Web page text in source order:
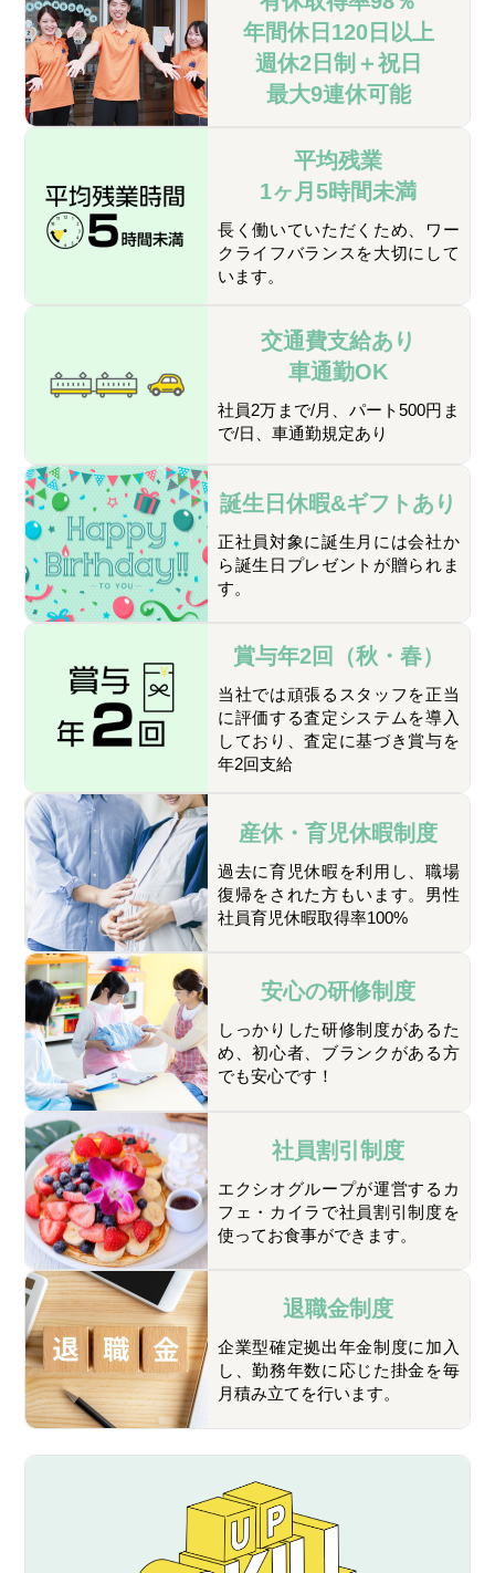
年間休日120日以上
週休2日制＋祝日
最大9連休可能
平均残業
1ヶ月5時間未満
長く働いていただくため、ワー
クライフバランスを大切にして
います。
交通費支給あり
車通勤OK
社員2万まで/月、パート500円ま
で/日、車通勤規定あり
誕生日休暇&ギフトあり
正社員対象に誕生月には会社か
ら誕生日プレゼントが贈られま
す。
賞与年2回 （秋・春）
当社では頑張るスタッフを正当
に評価する査定システムを導入
しており、査定に基づき賞与を
年2回支給
産休・育児休暇制度
過去に育児休暇を利用し、職場
復帰をされた方もいます。男性
社員育児休暇取得率100%
安心の研修制度
しっかりした研修制度があるた
め、初心者、ブランクがある方
でも安心です！
社員割引制度
エクシオグループが運営するカ
フェ・カイラで社員割引制度を
使ってお食事ができます。
退職金制度
企業型確定拠出年金制度に加入
し、勤務年数に応じた掛金を毎
月積み立てを行います。